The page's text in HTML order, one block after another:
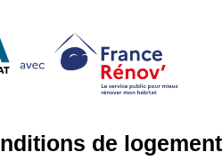
de logement